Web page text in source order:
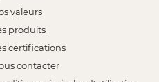
valeurs
produits
certifications
contacter